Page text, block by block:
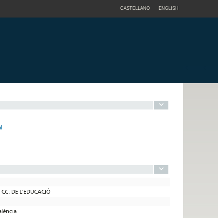
CASTELLANO ENGLISH
DE L'EDUCACIÓ